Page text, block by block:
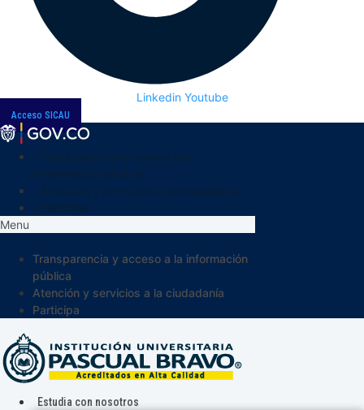
Linkedin Youtube
Acceso SICAU
Menu
Transparencia y acceso a la información
pública
Atención y servicios a la ciudadanía
Participa
Estudia con nosotros